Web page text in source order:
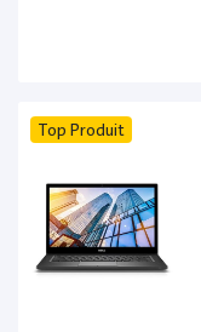
Top Produit